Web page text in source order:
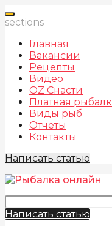
sections
Главная
Вакансии
Рецепты
Видео
OZ Снасти
Платная
Виды рыб
Отчеты
Контакты
Написать статью
Написать статью